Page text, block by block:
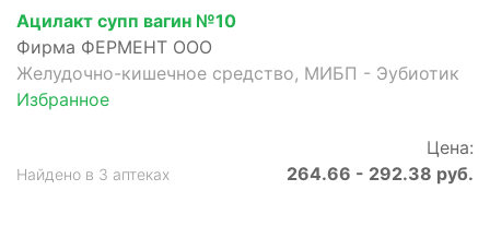
Ацилакт супп вагин №10
Фирма ФЕРМЕНТ ООО
Желудочно-кишечное средство, МИБП - Эубиотик
Избранное
Цена:
Найдено в 3 аптеках 264.66 - 292.38 руб.